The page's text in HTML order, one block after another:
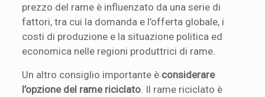
prezzo del rame è influenzato da una serie di
fattori, tra cui la domanda e l’offerta globale, i
costi di produzione e la situazione politica ed
economica nelle regioni produttrici di rame.
Un altro consiglio importante è considerare
l’opzione del rame riciclato . Il rame riciclato è